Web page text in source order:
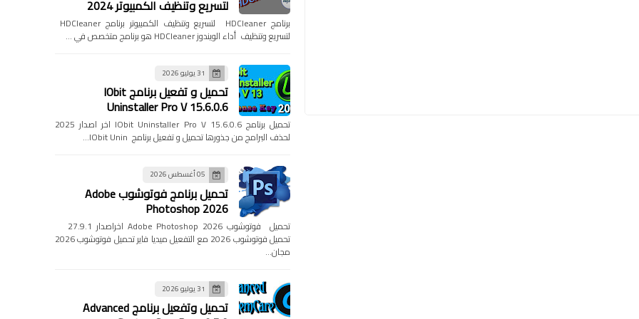
لتسريع وتنظيف الكمبيوتر 2024
لتسريع وتنظيف أداء الويندوز HDCleaner هو برنامج متخصص في …
31 يوليو 2026
تحميل و تفعيل برنامج IObit
Uninstaller Pro V 15.6.0.6
تحميل برنامج IObit Uninstaller Pro V 15.6.0.6 اخر اصدار 2025
لحذف البرامج من جذورها تحميل و تفعيل برنامج IObit Unin…
05 أغسطس 2026
تحميل برنامج فوتوشوب Adobe
Photoshop 2026
تحميل فوتوشوب 2026 مع التفعيل ميديا فاير تحميل فوتوشوب 2026
مجان…
31 يوليو 2026
تحميل وتفعيل برنامج Advanced